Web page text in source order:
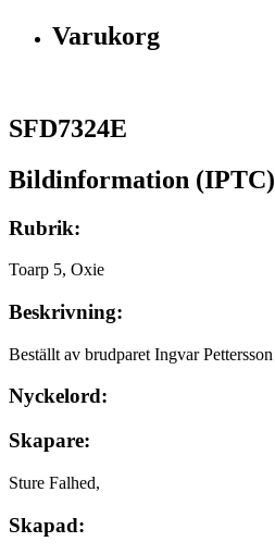
Varukorg
SFD7324E
Bildinformation (IPTC)
Rubrik:
Toarp 5, Oxie
Beskrivning:
Beställt av brudparet Ingvar Pettersson
Nyckelord:
Skapare:
Sture Falhed,
Skapad: